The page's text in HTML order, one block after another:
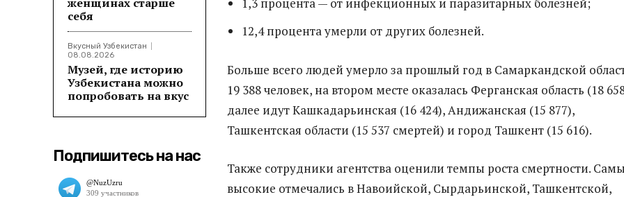
себя
Вкусный Узбекистан
08.08.2026
Музей, где историю
Узбекистана можно
попробовать на вкус
Подпишитесь на нас
12,4 процента умерли от других болезней.
Больше всего людей умерло за прошлый год в Самаркандской
19 388 человек, на втором месте оказалась Ферганская область (18
далее идут Кашкадарьинская (16 424), Андижанская (15 877),
Ташкентская области (15 537 смертей) и город Ташкент (15 616).
Также сотрудники агентства оценили темпы роста смертности.
высокие отмечались в Навоийской, Сырдарьинской, Ташкентской,